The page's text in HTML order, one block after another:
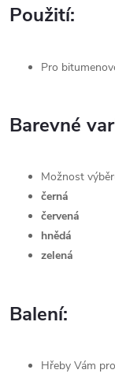
Použití:
Pro
Barevné
Možnost
černá
červená
hnědá
zelená
Balení:
Hřeby Vám